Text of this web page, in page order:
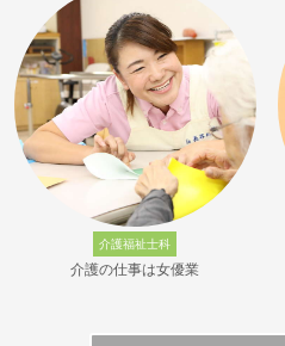
介護福祉士科
介護の仕事は女優業